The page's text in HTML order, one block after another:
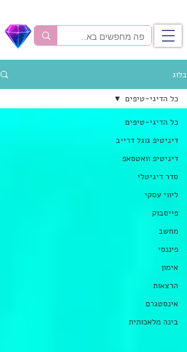
בלוג
כל הדיגי-טיפים
דיגיטיפ גוגל דרייב
דיגיטיפ וואטסאפ
סדר דיגיטלי
ליווי עסקי
פייסבוק
מחשב
פיננסי
אימון
הרצאות
אינסטגרם
בינה מלאכותית
כל הדיגי-טיפים